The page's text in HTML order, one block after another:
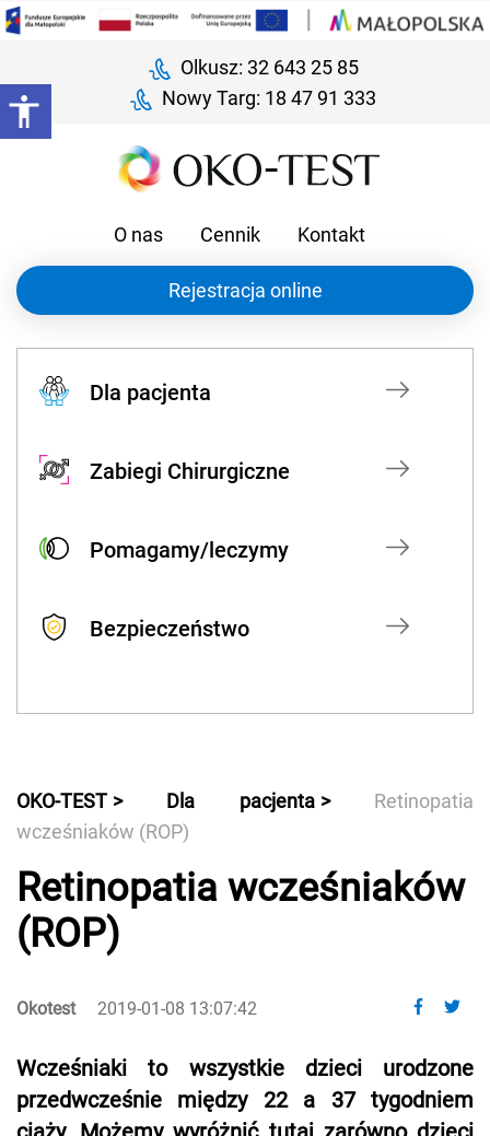
Olkusz: 32 643 25 85
Nowy Targ: 18 47 91 333
O nas Cennik Kontakt
Rejestracja online
Dla pacjenta
Zabiegi Chirurgiczne
Pomagamy/leczymy
Bezpieczeństwo
OKO-TEST Dla pacjenta
Retinopatia
wcześniaków (ROP)
Retinopatia wcześniaków
(ROP)
Okotest 2019-01-08 13:07:42
Wcześniaki to wszystkie dzieci urodzone
przedwcześnie między 22 a 37 tygodniem